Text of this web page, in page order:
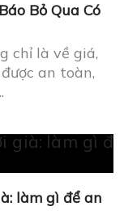
làm gì để an
an toàn,